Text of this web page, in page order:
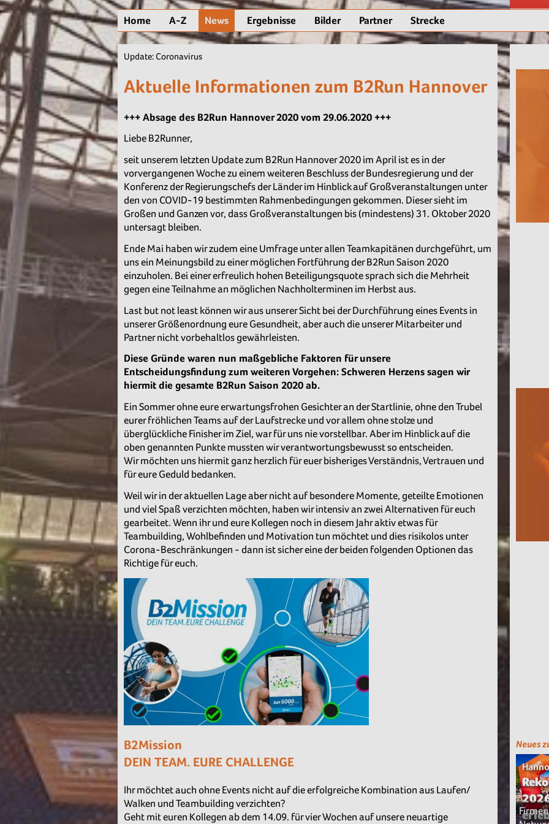
Home A-Z News Ergebnisse Bilder Partner Strecke
Update: Coronavirus
Aktuelle Informationen zum B2Run Hannover
+++ Absage des B2Run Hannover 2020 vom 29.06.2020 +++
Liebe B2Runner,
seit unserem letzten Update zum B2Run Hannover 2020 im April ist es in der
vorvergangenen Woche zu einem weiteren Beschluss der Bundesregierung und der
Konferenz der Regierungschefs der Länder im Hinblick auf Großveranstaltungen unter
den von COVID-19 bestimmten Rahmenbedingungen gekommen. Dieser sieht im
Großen und Ganzen vor, dass Großveranstaltungen bis (mindestens) 31. Oktober 2020
untersagt bleiben.
Ende Mai haben wir zudem eine Umfrage unter allen Teamkapitänen durchgeführt, um
uns ein Meinungsbild zu einer möglichen Fortführung der B2Run Saison 2020
einzuholen. Bei einer erfreulich hohen Beteiligungsquote sprach sich die Mehrheit
gegen eine Teilnahme an möglichen Nachholterminen im Herbst aus.
Last but not least können wir aus unserer Sicht bei der Durchführung eines Events in
unserer Größenordnung eure Gesundheit, aber auch die unserer Mitarbeiter und
Partner nicht vorbehaltlos gewährleisten.
Diese Gründe waren nun maßgebliche Faktoren für unsere
Entscheidungsfindung zum weiteren Vorgehen: Schweren Herzens sagen wir
hiermit die gesamte B2Run Saison 2020 ab.
Ein Sommer ohne eure erwartungsfrohen Gesichter an der Startlinie, ohne den Trubel
eurer fröhlichen Teams auf der Laufstrecke und vor allem ohne stolze und
überglückliche Finisher im Ziel, war für uns nie vorstellbar. Aber im Hinblick auf die
oben genannten Punkte mussten wir verantwortungsbewusst so entscheiden.
Wir möchten uns hiermit ganz herzlich für euer bisheriges Verständnis, Vertrauen und
für eure Geduld bedanken.
Weil wir in der aktuellen Lage aber nicht auf besondere Momente, geteilte Emotionen
und viel Spaß verzichten möchten, haben wir intensiv an zwei Alternativen für euch
gearbeitet. Wenn ihr und eure Kollegen noch in diesem Jahr aktiv etwas für
Teambuilding, Wohlbefinden und Motivation tun möchtet und dies risikolos unter
Corona-Beschränkungen - dann ist sicher eine der beiden folgenden Optionen das
Richtige für euch.
B2Mission
DEIN TEAM. EURE CHALLENGE
Ihr möchtet auch ohne Events nicht auf die erfolgreiche Kombination aus Laufen/
Walken und Teambuilding verzichten?
Geht mit euren Kollegen ab dem 14.09. für vier Wochen auf unsere neuartige
Neues